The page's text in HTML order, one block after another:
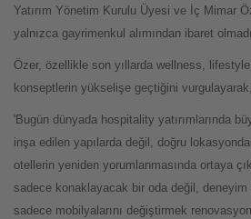
Yatırım Yönetim Kurulu Üyesi ve İç Mimar
yalnızca gayrimenkul alımından ibaret
Özer, özellikle son yıllarda wellness,
konseptlerin yükselişe geçtiğini
'Bugün dünyada hospitality yatırımlarında
inşa edilen yapılarda değil, doğru
otellerin yeniden yorumlanmasında ortaya
sadece konaklayacak bir oda değil, deneyim
sadece mobilyalarını değiştirmek